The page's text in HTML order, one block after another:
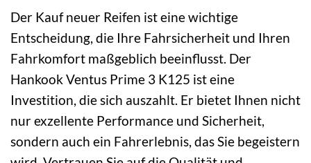
Der Kauf neuer Reifen ist eine wichtige
Entscheidung, die Ihre Fahrsicherheit und Ihren
Fahrkomfort maßgeblich beeinflusst. Der
Hankook Ventus Prime 3 K125 ist eine
Investition, die sich auszahlt. Er bietet Ihnen nicht
nur exzellente Performance und Sicherheit,
sondern auch ein Fahrerlebnis, das Sie begeistern